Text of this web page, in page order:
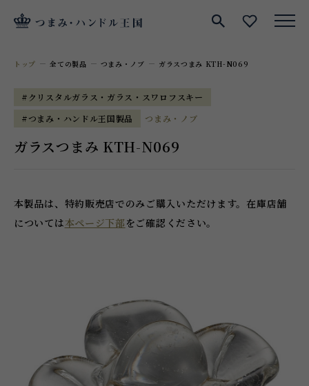
サイト内検索
お気に
トップ 全ての製品 つまみ・ノブ ガラスつまみ KTH-N069
#クリスタルガラス・ガラス・スワロフスキー
#つまみ・ハンドル王国製品
つまみ・ノブ
ガラスつまみ KTH-N069
本製品は、特約販売店でのみご購入いただけます。在庫店舗
については本ページ下部 をご確認ください。